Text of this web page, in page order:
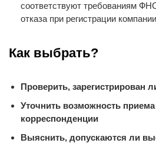
соответствуют требованиям
отказа при регистрации
Как выбрать?
Проверить, зарегистрирован
Уточнить возможность
корреспонденции
Выяснить, допускаются ли